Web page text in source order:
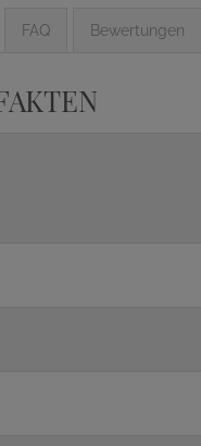
FAQ Bewertungen